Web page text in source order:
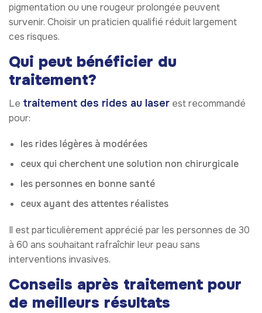
pigmentation ou une rougeur prolongée peuvent
survenir. Choisir un praticien qualifié réduit largement
ces risques.
Qui peut bénéficier du
traitement?
Le traitement des rides au laser est recommandé
pour:
les rides légères à modérées
ceux qui cherchent une solution non chirurgicale
les personnes en bonne santé
ceux ayant des attentes réalistes
Il est particulièrement apprécié par les personnes de 30
à 60 ans souhaitant rafraîchir leur peau sans
interventions invasives.
Conseils après traitement pour
de meilleurs résultats